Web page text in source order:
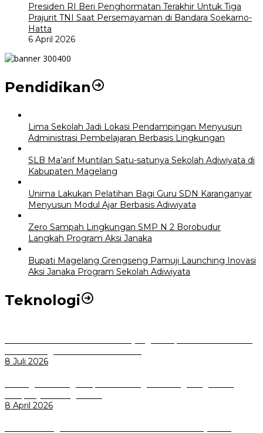
Presiden RI Beri Penghormatan Terakhir Untuk Tiga
Prajurit TNI Saat Persemayaman di Bandara Soekarno-
Hatta
6 April 2026
Pendidikan
Lima Sekolah Jadi Lokasi Pendampingan Menyusun
Administrasi Pembelajaran Berbasis Lingkungan
SLB Ma’arif Muntilan Satu-satunya Sekolah Adiwiyata di
Kabupaten Magelang
Unima Lakukan Pelatihan Bagi Guru SDN Karanganyar
Menyusun Modul Ajar Berbasis Adiwiyata
Zero Sampah Lingkungan SMP N 2 Borobudur
Langkah Program Aksi Janaka
Bupati Magelang Grengseng Pamuji Launching Inovasi
Aksi Janaka Program Sekolah Adiwiyata
Teknologi
8 Juli 2026
8 April 2026